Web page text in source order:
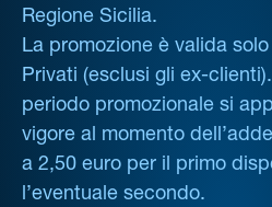
Regione Sicilia.
La promozione è valida
Privati (esclusi gli ex-
periodo promozionale si
vigore al momento
a 2,50 euro per il primo
l’eventuale secondo.